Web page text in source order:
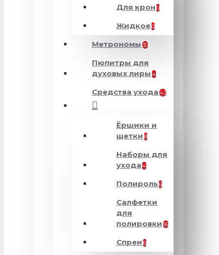
Для крон 0
Жидкое0
Метрономы 30
Пюпитры для
духовых лиры 4
Средства ухода 43
Ёршики и
щетки 8
Наборы для
ухода 4
Полироль6
Салфетки
для
полировки 16
Спреи 6